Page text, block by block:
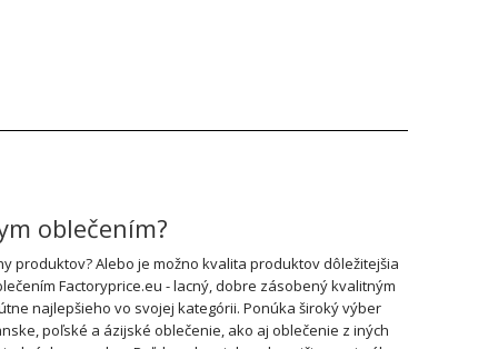
oblečením?
produktov? Alebo je možno kvalita produktov dôležitejšia
Factoryprice.eu - lacný, dobre zásobený kvalitným
najlepšieho vo svojej kategórii. Ponúka široký výber
poľské a ázijské oblečenie, ako aj oblečenie z iných